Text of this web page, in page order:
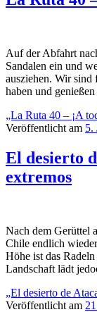
Auf der Abfahrt
Sandalen ein und
ausziehen. Wir sind
haben und
„La Ruta 40 – ¡A
Veröffentlicht am 5.
El desierto
extremos
Nach dem Gerüttel
Chile endlich
Höhe ist das
Landschaft lädt
„El desierto de
Veröffentlicht am